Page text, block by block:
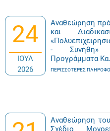
24
ΙΟΥΛ
2026
Αναθεώρηση
και
- Συνήθη»
Προγράμματα
ΠΕΡΙΣΣΌΤΕΡΕΣ
Αναθεώρηση
Σχέδιο